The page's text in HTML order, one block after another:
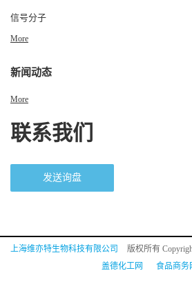
信号分子
More
新闻动态
More
联系我们
发送询盘
上海维亦特生物科技有限公司 版权所有
盖德化工网
食品商务